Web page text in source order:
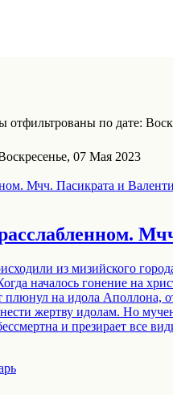
отфильтрованы по дате:
07 Мая 2023
из мизийского
началось гонение на
на идола Аполлона,
жертву идолам. Но
и презирает все